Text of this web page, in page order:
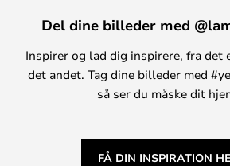
Del dine billeder med
Inspirer og lad dig inspirere, fra det
det andet. Tag dine billeder med
så ser du måske dit
FÅ DIN INSPIRATION